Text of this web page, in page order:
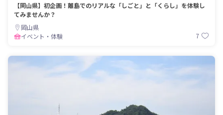
【岡山県】初企画！離島でのリアルな「しごと」と「くらし」を体験し
てみませんか？
岡山県
イベント・体験
7